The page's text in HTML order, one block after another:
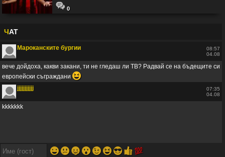
0
ЧАТ
Мароканските бургии
08:57
04.08
вече дойдоха, какви закани, ти не гледаш ли ТВ? Радвай се на бъдещите си
европейски съграждани 😆
jjjjjjjjjjj
07:35
04.08
kkkkkkk
😀 😕 😛 😮 😉 😆 😎 👍 💯